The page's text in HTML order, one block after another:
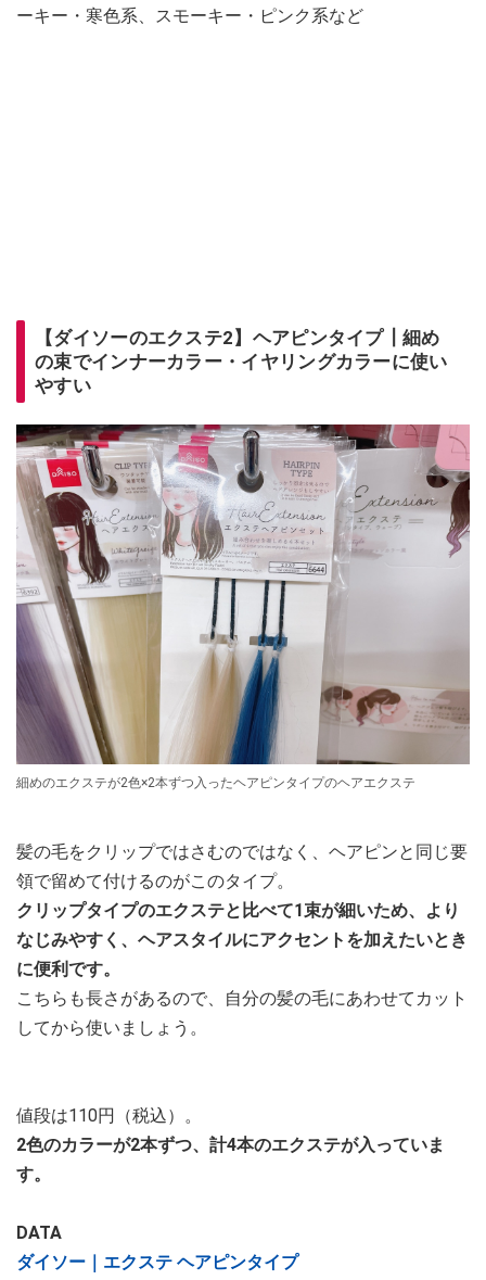
ーキー・寒色系、スモーキー・ピンク系など
【ダイソーのエクステ2】ヘアピンタイプ┃細め
の束でインナーカラー・イヤリングカラーに使い
やすい
細めのエクステが2色×2本ずつ入ったヘアピンタイプのヘアエクステ
髪の毛をクリップではさむのではなく、ヘアピンと同じ要
領で留めて付けるのがこのタイプ。
クリップタイプのエクステと比べて1束が細いため、より
なじみやすく、ヘアスタイルにアクセントを加えたいとき
に便利です。
こちらも長さがあるので、自分の髪の毛にあわせてカット
してから使いましょう。
値段は110円（税込）。
2色のカラーが2本ずつ、計4本のエクステが入っていま
す。
DATA
ダイソー｜エクステ ヘアピンタイプ